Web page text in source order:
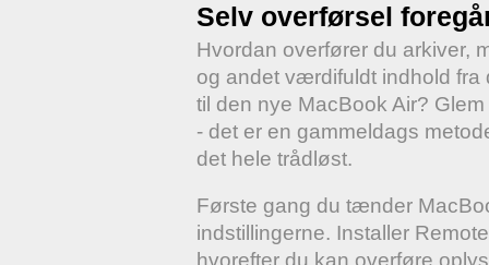
Selv overførsel
Hvordan overfører du arkiver,
og andet værdifuldt indhold fra
til den nye MacBook Air?
- det er en gammeldags
det hele trådløst.
Første gang du tænder
indstillingerne. Installer
hvorefter du kan overføre